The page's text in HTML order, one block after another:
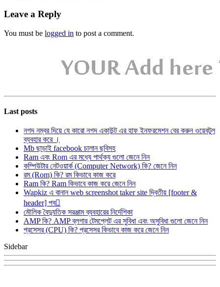
Leave a Reply
You must be logged in to post a comment.
Last posts
নগদ নম্বর দিয়ে যে কারো নগদ একাউন্ট এর হাফ ইনফরমেশন বের করুন ওয়েবটুল
ব্যবহার করে ।
Mb ছাড়াই facebook চালান ছবিসহ
Ram এবং Rom এর মধ্যে পার্থক্য গুলো জেনে নিন
কম্পিউটার নেটওয়ার্ক (Computer Network) কি? জেনে নিন
রম (Rom) কি? রম কিভাবে কাজ করে
Ram কি? Ram কিভাবে কাজ করে জেনে নিন
Wapkiz এ বানান web screenshot taker site দ্বিতীয় [footer &
header] পব
মৌলিক বৈদ্যুতিক সরঞ্জাম ব্যবহারের নির্দেশিকা
AMP কি? AMP ব্লগার টেমপ্লেট এর সুবিধা এবং অসুবিধা গুলো জেনে নিন
প্রসেসর (CPU) কি? প্রসেসর কিভাবে কাজ করে জেনে নিন
Sidebar